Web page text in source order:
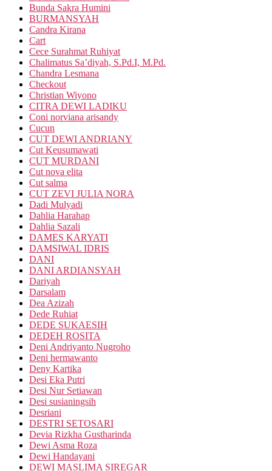
Bunda Sakra Humini
BURMANSYAH
Candra Kirana
Cart
Cece Surahmat Ruhiyat
Chalimatus Sa’diyah, S.Pd.I, M.Pd.
Chandra Lesmana
Checkout
Christian Wiyono
CITRA DEWI LADIKU
Coni norviana arisandy
Cucun
CUT DEWI ANDRIANY
Cut Keusumawati
CUT MURDANI
Cut nova elita
Cut salma
CUT ZEVI JULIA NORA
Dadi Mulyadi
Dahlia Harahap
Dahlia Sazali
DAMES KARYATI
DAMSIWAL IDRIS
DANI
DANI ARDIANSYAH
Dariyah
Darsalam
Dea Azizah
Dede Ruhiat
DEDE SUKAESIH
DEDEH ROSITA
Deni Andriyanto Nugroho
Deni hermawanto
Deny Kartika
Desi Eka Putri
Desi Nur Setiawan
Desi susianingsih
Desriani
DESTRI SETOSARI
Devia Rizkha Gustharinda
Dewi Asma Roza
Dewi Handayani
DEWI MASLIMA SIREGAR